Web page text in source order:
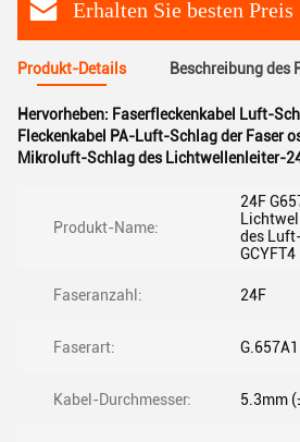
Erhalten Sie besten Preis
Produkt-Details Beschreibung des
Hervorheben: Faserfleckenkabel Luft-
Fleckenkabel PA-Luft-Schlag der Faser
Mikroluft-Schlag des Lichtwellenleiter-
Produkt-Name:
24F
des
Faseranzahl: 24F
Faserart: G.657A1
Kabel-Durchmesser: 5.3mm